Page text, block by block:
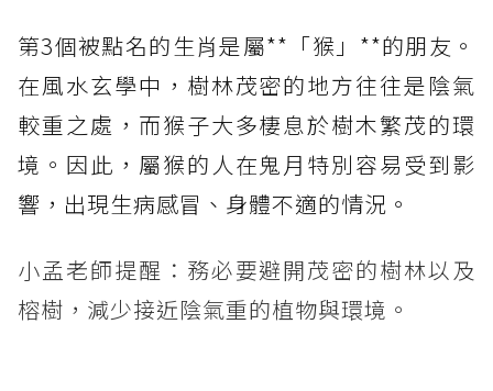
第3個被點名的生肖是屬**「猴」**的朋友。
在風水玄學中，樹林茂密的地方往往是陰氣
較重之處，而猴子大多棲息於樹木繁茂的環
境。因此，屬猴的人在鬼月特別容易受到影
響，出現生病感冒、身體不適的情況。
小孟老師提醒：務必要避開茂密的樹林以及
榕樹，減少接近陰氣重的植物與環境。